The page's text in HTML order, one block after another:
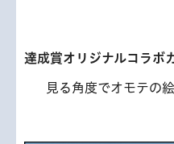
達成賞オリジナルコラボ
見る角度でオモテの